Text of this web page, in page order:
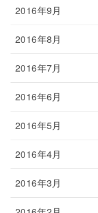
2016年9月
2016年8月
2016年7月
2016年6月
2016年5月
2016年4月
2016年3月